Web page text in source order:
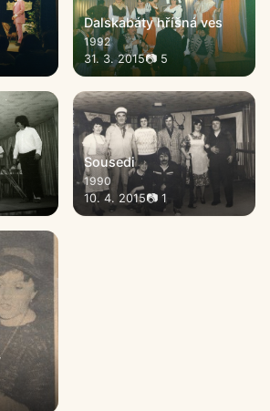
Dalskabáty hříšná ves
1992
31. 3. 2015📷 5
Sousedi
1990
10. 4. 2015📷 1